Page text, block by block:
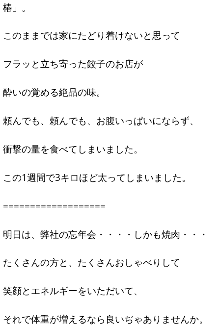
椿」。
このままでは家にたどり着けないと思って
フラッと立ち寄った餃子のお店が
酔いの覚める絶品の味。
頼んでも、頼んでも、お腹いっぱいにならず、
衝撃の量を食べてしまいました。
この1週間で3キロほど太ってしまいました。
===================
明日は、弊社の忘年会・・・・しかも焼肉・・・
たくさんの方と、たくさんおしゃべりして
笑顔とエネルギーをいただいて、
それで体重が増えるなら良いぢゃありませんか。